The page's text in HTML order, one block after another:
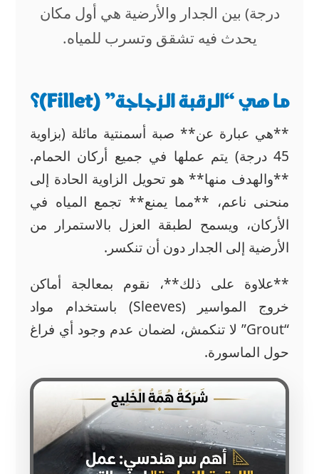
درجة) بين الجدار والأرضية هي أول مكان
يحدث فيه تشقق وتسرب للمياه.
ما هي “الرقبة الزجاجة” (Fillet)؟
**هي عبارة عن** صبة أسمنتية مائلة (بزاوية
45 درجة) يتم عملها في جميع أركان الحمام.
**والهدف منها** هو تحويل الزاوية الحادة إلى
منحنى ناعم، **مما يمنع** تجمع المياه في
الأركان، ويسمح لطبقة العزل بالاستمرار من
الأرضية إلى الجدار دون أن تنكسر.
**علاوة على ذلك**، نقوم بمعالجة أماكن
خروج المواسير (Sleeves) باستخدام مواد
“Grout” لا تنكمش، لضمان عدم وجود أي فراغ
حول الماسورة.